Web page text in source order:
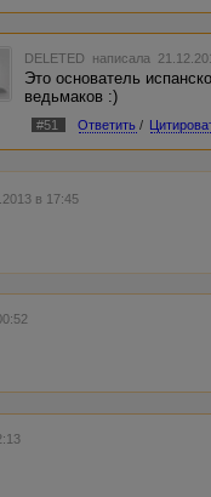
DELETED написала
Это основатель
ведьмаков :)
#51 Ответить /
в 17:45